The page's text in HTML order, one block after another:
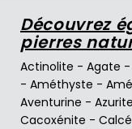
Découvrez
pierres
Actinolite - Agate -
- Améthyste -
Aventurine - Azurite
Cacoxénite -